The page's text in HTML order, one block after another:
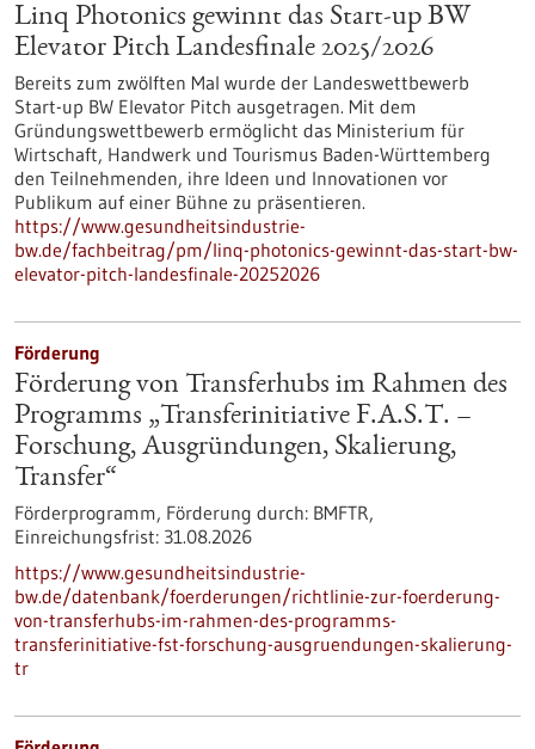
Linq Photonics gewinnt das Start-up BW
Elevator Pitch Landesfinale 2025/2026
Bereits zum zwölften Mal wurde der Landeswettbewerb
Start-up BW Elevator Pitch ausgetragen. Mit dem
Gründungswettbewerb ermöglicht das Ministerium für
Wirtschaft, Handwerk und Tourismus Baden-Württemberg
den Teilnehmenden, ihre Ideen und Innovationen vor
Publikum auf einer Bühne zu präsentieren.
https://www.gesundheitsindustrie-
bw.de/fachbeitrag/pm/linq-photonics-gewinnt-das-start-bw-
elevator-pitch-landesfinale-20252026
Förderung
Förderung von Transferhubs im Rahmen des
Programms „Transferinitiative F.A.S.T. –
Forschung, Ausgründungen, Skalierung,
Transfer“
Förderprogramm, Förderung durch: BMFTR,
Einreichungsfrist: 31.08.2026
https://www.gesundheitsindustrie-
bw.de/datenbank/foerderungen/richtlinie-zur-foerderung-
von-transferhubs-im-rahmen-des-programms-
transferinitiative-fst-forschung-ausgruendungen-skalierung-
tr